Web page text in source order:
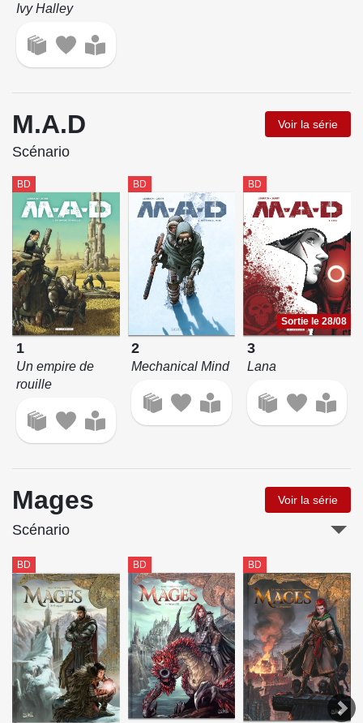
Ivy Halley
M.A.D Voir la série
Scénario
BD
1
Un empire de
rouille
BD
2
Mechanical Mind
BD
Sortie le 28/08
3
Lana
Mages Voir la série
Scénario
BD BD BD